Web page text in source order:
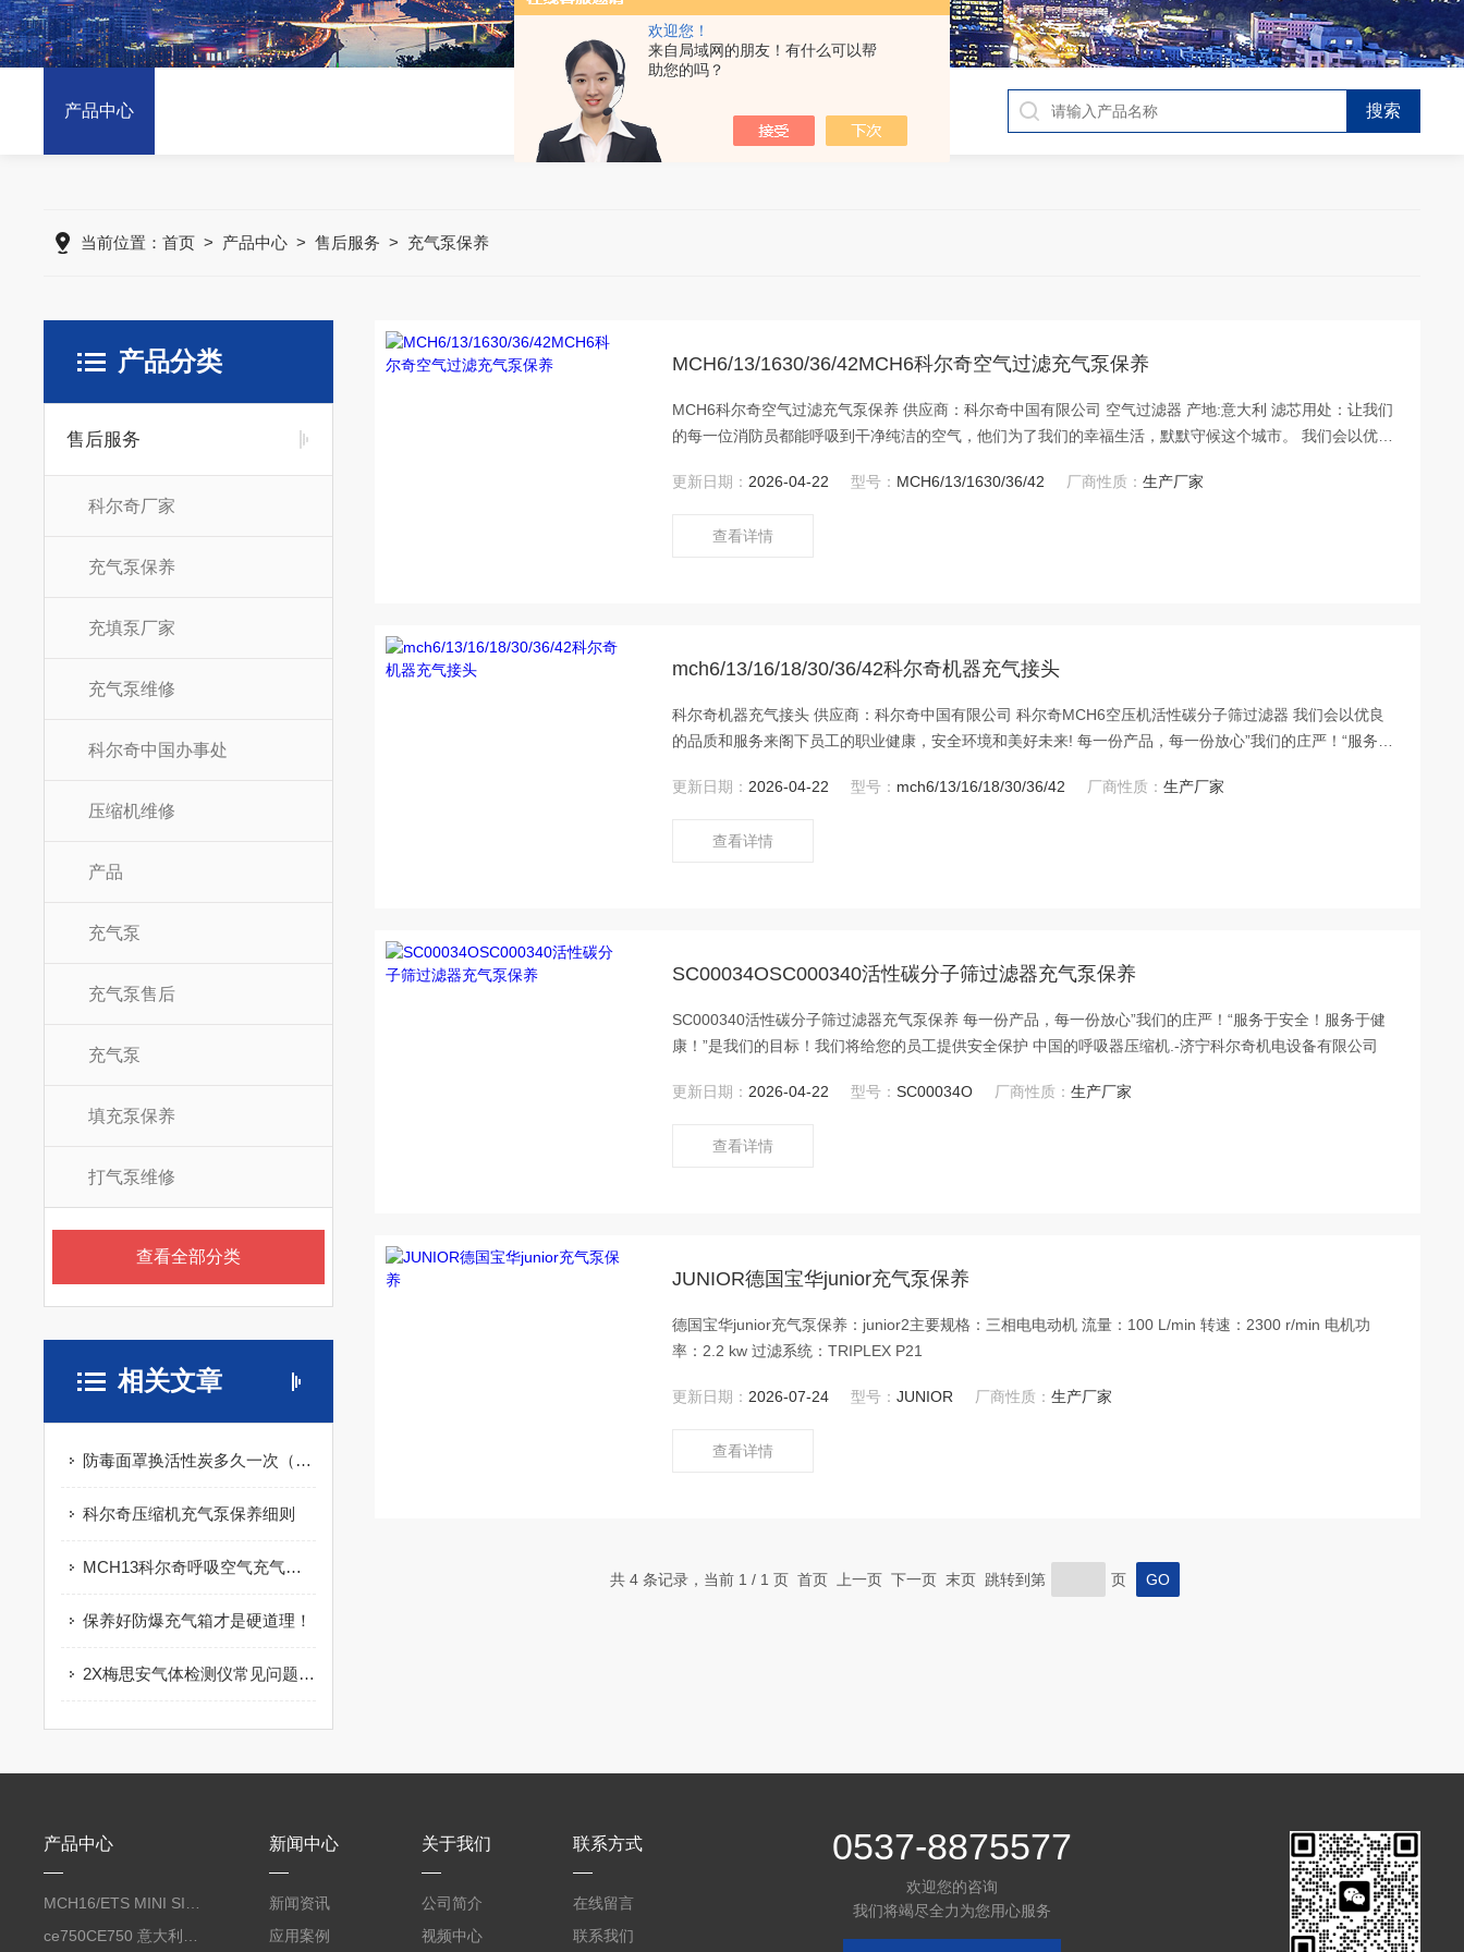
欢迎您！
来自局域网的朋友！有什么可以帮
助您的吗？
产品中心
当前位置：首页 > 产品中心 >售后服务 > 充气泵保养
产品分类
售后服务
科尔奇厂家
充气泵保养
充填泵厂家
充气泵维修
科尔奇中国办事处
压缩机维修
产品
充气泵
充气泵售后
充气泵
填充泵保养
打气泵维修
查看全部分类
相关文章
防毒面罩换活性炭多久一次（一）
科尔奇压缩机充气泵保养细则
MCH13科尔奇呼吸空气充气泵保养妙招
保养好防爆充气箱才是硬道理！
2X梅思安气体检测仪常见问题解答
MCH6/13/1630/36/42MCH6科尔奇空气过滤充气泵保养
MCH6科尔奇空气过滤充气泵保养 供应商：科尔奇中国有限公司 空气过滤器 产地:意大利 滤芯用处：让我们
的每一位消防员都能呼吸到干净纯洁的空气，他们为了我们的幸福生活，默默守候这个城市。 我们会以优良
安全！
更新日期： 2026-04-22 型号： MCH6/13/1630/36/42 厂商性质：生产厂家
查看详情
mch6/13/16/18/30/36/42科尔奇机器充气接头
科尔奇机器充气接头 供应商：科尔奇中国有限公司 科尔奇MCH6空压机活性碳分子筛过滤器 我们会以优良
的品质和服务来阁下员工的职业健康，安全环境和美好未来! 每一份产品，每一份放心”我们的庄严！“服务于
奇机电
更新日期： 2026-04-22 型号： mch6/13/16/18/30/36/42 厂商性质：生产厂家
查看详情
SC00034OSC000340活性碳分子筛过滤器充气泵保养
SC000340活性碳分子筛过滤器充气泵保养 每一份产品，每一份放心”我们的庄严！“服务于安全！服务于健
康！”是我们的目标！我们将给您的员工提供安全保护 中国的呼吸器压缩机.-济宁科尔奇机电设备有限公司
更新日期： 2026-04-22 型号：SC00034O 厂商性质：生产厂家
查看详情
JUNIOR德国宝华junior充气泵保养
德国宝华junior充气泵保养：junior2主要规格：三相电电动机 流量：100 L/min 转速：2300 r/min 电机功
率：2.2 kw 过滤系统：TRIPLEX P21
更新日期： 2026-07-24 型号：JUNIOR 厂商性质：生产厂家
查看详情
共 4 条记录，当前 1 / 1 页 首页 上一页 下一页 末页 跳转到第 页
产品中心 新闻中心
新闻资讯
应用案例
关于我们
公司简介
视频中心
联系方式
在线留言
联系我们
0537-8875577
欢迎您的咨询
我们将竭尽全力为您用心服务